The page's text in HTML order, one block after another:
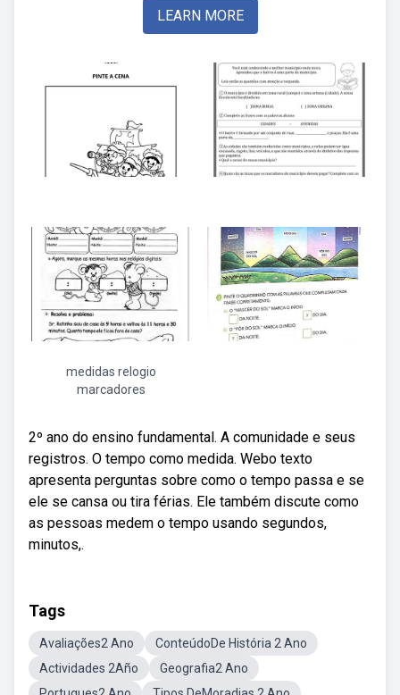
LEARN MORE
medidas relogio
marcadores
2º ano do ensino fundamental. A comunidade e seus
registros. O tempo como medida. Webo texto
apresenta perguntas sobre como o tempo passa e se
ele se cansa ou tira férias. Ele também discute como
as pessoas medem o tempo usando segundos,
minutos,.
Tags
Avaliações2 Ano
ConteúdoDe História 2 Ano
Actividades 2Año
Geografia2 Ano